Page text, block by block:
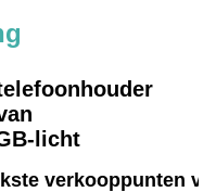
licht
verkooppunten